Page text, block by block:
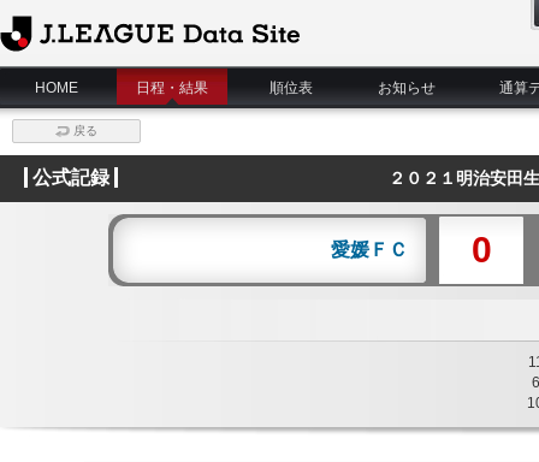
J.League Data Site
HOME
日程・結果 順位表 お知らせ 通算
戻る
公式記録 ２０２１明治安田
愛媛ＦＣ 0
6